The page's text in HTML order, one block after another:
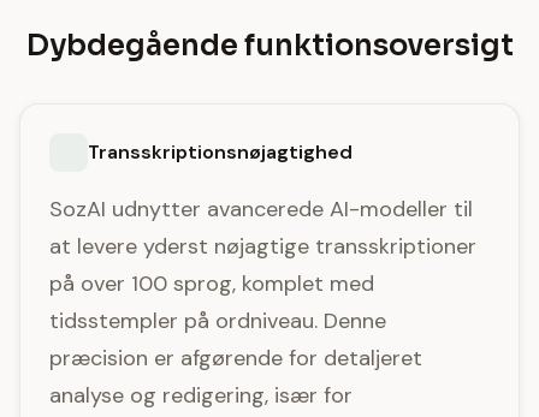
Dybdegående funktionsoversigt
Transskriptionsnøjagtighed
SozAI udnytter avancerede AI-modeller til
at levere yderst nøjagtige transskriptioner
på over 100 sprog, komplet med
tidsstempler på ordniveau. Denne
præcision er afgørende for detaljeret
analyse og redigering, især for